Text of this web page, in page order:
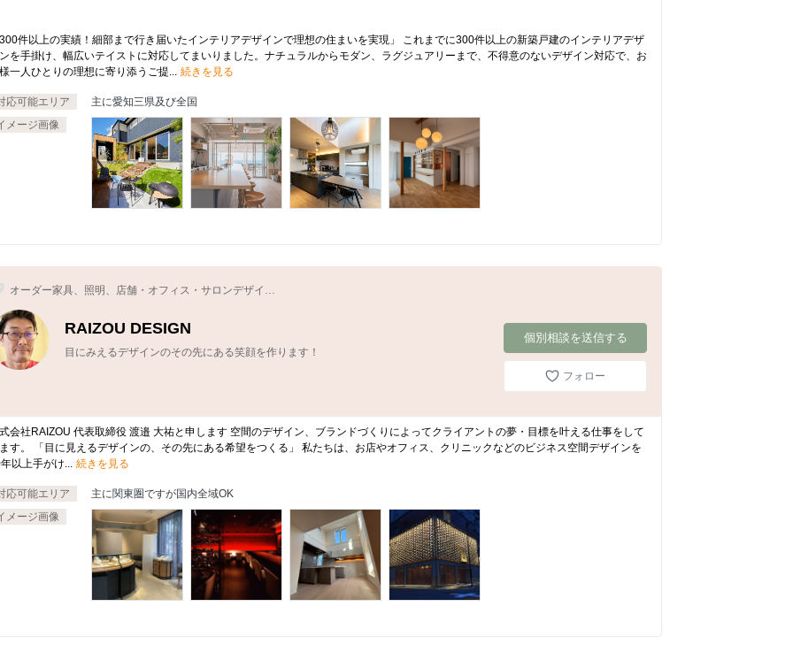
300件以上の実績！細部まで行き届いたインテリアデザインで理想の住まいを実現」 これまでに300件以上の新築戸建のインテリアデザ
を手掛け、幅広いテイストに対応してまいりました。ナチュラルからモダン、ラグジュアリーまで、不得意のないデザイン対応で、お
一人ひとりの理想に寄り添うご提... 続きを見る
応可能エリア
主に愛知三県及び全国
メージ画像
オーダー家具、照明、店舗・オフィス・サロンデザイ
RAIZOU DESIGN
目にみえるデザインのその先にある笑顔を作ります！
個別相談を送信する
フォロー
会社RAIZOU 代表取締役 渡邉 大祐と申します 空間のデザイン、ブランドづくりによってクライアントの夢・目標を叶える仕事をして
す。 「目に見えるデザインの、その先にある希望をつくる」 私たちは、お店やオフィス、クリニックなどのビジネス空間デザインを
以上手がけ... 続きを見る
応可能エリア
主に関東圏ですが国内全域OK
メージ画像